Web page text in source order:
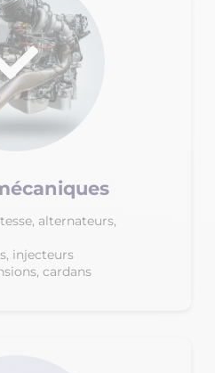
alternateurs,
injecteurs
cardans